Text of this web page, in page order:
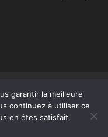
garantir la meilleure
continuez à utiliser ce
en êtes satisfait.